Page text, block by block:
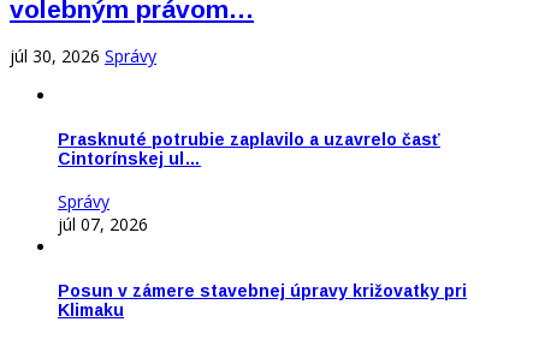
volebným právom…
júl 30, 2026 Správy
Prasknuté potrubie zaplavilo a uzavrelo časť
Cintorínskej ul…
Správy
júl 07, 2026
Posun v zámere stavebnej úpravy križovatky pri
Klimaku